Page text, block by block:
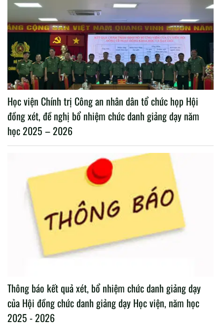
Học viện Chính trị Công an nhân dân tổ chức họp Hội
đồng xét, đề nghị bổ nhiệm chức danh giảng dạy năm
học 2025 – 2026
Thông báo kết quả xét, bổ nhiệm chức danh giảng dạy
của Hội đồng chức danh giảng dạy Học viện, năm học
2025 - 2026